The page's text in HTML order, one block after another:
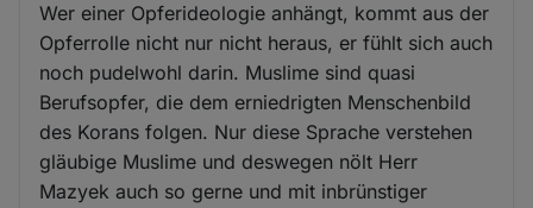
Wer einer Opferideologie anhängt, kommt aus der
Opferrolle nicht nur nicht heraus, er fühlt sich auch
noch pudelwohl darin. Muslime sind quasi
Berufsopfer, die dem erniedrigten Menschenbild
des Korans folgen. Nur diese Sprache verstehen
gläubige Muslime und deswegen nölt Herr
Mazyek auch so gerne und mit inbrünstiger